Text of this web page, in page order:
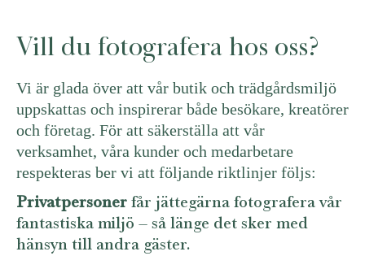
Vill du fotografera hos oss?
Vi är glada över att vår butik och trädgårdsmiljö
uppskattas och inspirerar både besökare, kreatörer
och företag. För att säkerställa att vår
verksamhet, våra kunder och medarbetare
respekteras ber vi att följande riktlinjer följs:
Privatpersonerfår jättegärna fotografera vår
fantastiska miljö – så länge det sker med
hänsyn till andra gäster.